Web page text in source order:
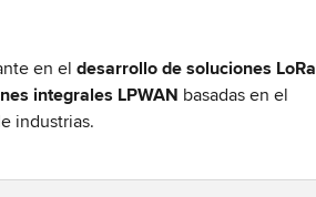
en el desarrollo de soluciones LoRa
integrales LPWAN basadas en el
industrias.